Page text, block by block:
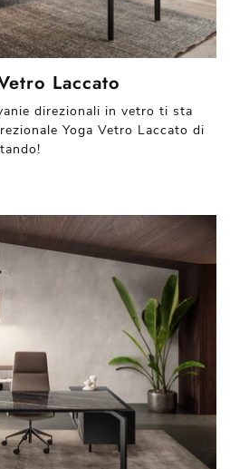
Laccato
direzionali in vetro ti sta
Yoga Vetro Laccato di